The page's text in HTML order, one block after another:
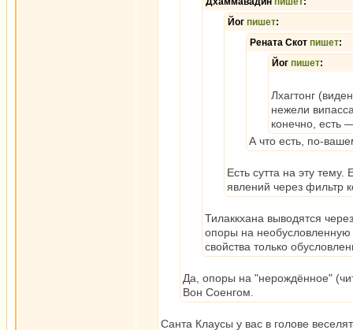
Йог пишет:
Рената Скот пишет:
Йог пишет:
Лхагтонг
нежели
конечно, есть
А что есть, по-
Есть сутта на эту
явлений через фильтр
Тилаккхана выводятся
опоры на необусловленную
свойства только
Да, опоры на "нерождённое"
Вон Соенгом.
Санта Клаусы у вас в голове